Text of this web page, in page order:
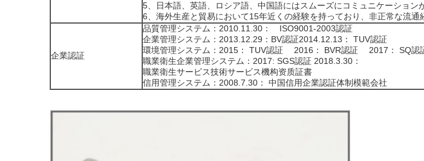
5、日本語、英語、ロシア語、中国語にはスムーズにコミュニケーション
6、海外生産と貿易において15年近くの経験を持っており、非正常な流通
企業認証
品質管理システム：2010.11.30： ISO9001-2003認証
企業管理システム：2013.12.29：BV認証2014.12.13： TUV認証
環境管理システム：2015： TUV認証 2016： BVR認証 2017： SQ
職業衛生企業管理システム：2017: SGS認証 2018.3.30：
職業衛生サービス技術サービス機构资质証書
信用管理システム：2008.7.30： 中国信用企業認証体制模範会社